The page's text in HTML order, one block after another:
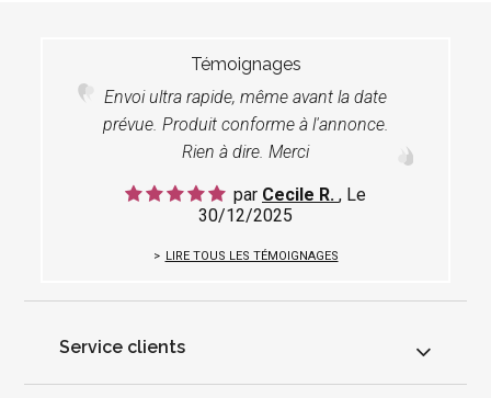
Témoignages
Envoi ultra rapide, même avant la date
prévue. Produit conforme à l'annonce.
Rien à dire. Merci
par Cecile R. , Le
30/12/2025
LIRE TOUS LES TÉMOIGNAGES
Service clients